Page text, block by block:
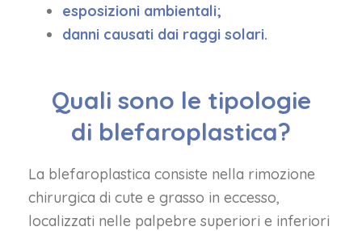
esposizioni ambientali;
danni causati dai raggi solari.
Quali sono le tipologie
di blefaroplastica?
La blefaroplastica consiste nella rimozione
chirurgica di cute e grasso in eccesso,
localizzati nelle palpebre superiori e inferiori